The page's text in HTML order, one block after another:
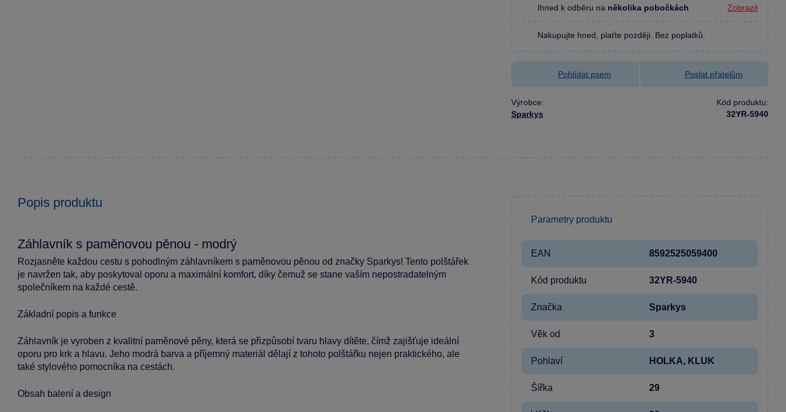
Ihned k odběru na několika pobočkách Zobrazit
Nakupujte hned, plaťte později. Bez poplatků.
Pohlídat psem Poslat přátelům
Výrobce:
Sparkys
Kód produktu:
32YR-5940
Popis produktu
Záhlavník s paměnovou pěnou - modrý
Rozjasněte každou cestu s pohodlným záhlavníkem s paměnovou pěnou od značky Sparkys! Tento polštářek
je navržen tak, aby poskytoval oporu a maximální komfort, díky čemuž se stane vaším nepostradatelným
společníkem na každé cestě.
Základní popis a funkce
Záhlavník je vyroben z kvalitní paměnové pěny, která se přizpůsobí tvaru hlavy dítěte, čímž zajišťuje ideální
oporu pro krk a hlavu. Jeho modrá barva a příjemný materiál dělají z tohoto polštářku nejen praktického, ale
také stylového pomocníka na cestách.
Obsah balení a design
Parametry produktu
EAN 8592525059400
Kód produktu 32YR-5940
Značka Sparkys
Věk od 3
Pohlaví HOLKA, KLUK
Šířka 29